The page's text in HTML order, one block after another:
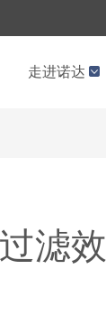
走进诺达
滤